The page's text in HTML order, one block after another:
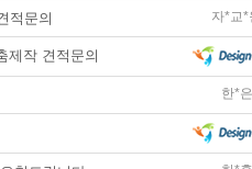
적문의 자*교*
제작 견적문의
한*은
페이지 리뉴얼 관련 견적 요청드립니